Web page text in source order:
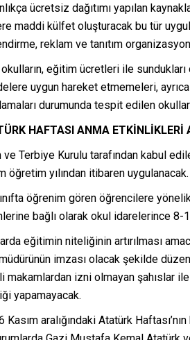
ücretsiz dağıtımı yapılan
maddi külfet oluşturacak bu tür
reklam ve tanıtım
eğitim ücretleri ile
uygun hareket etmemeleri,
durumunda tespit edilen
HAFTASI ANMA ETKİNLİKLERİ
ve Terbiye Kurulu tarafından kabul
öğretim yılından itibaren uygulanacak.
öğrenim gören öğrencilere
bağlı olarak okul idarelerince
eğitimin niteliğinin artırılması
imzası olacak şekilde
makamlardan izni olmayan şahıslar
yapamayacak.
Kasım aralığındaki Atatürk